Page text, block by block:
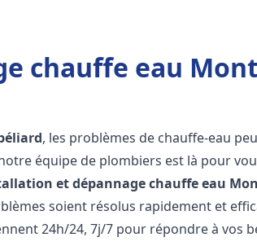
chauffe eau
, les problèmes de chauffe-eau
équipe de plombiers est là pour
et dépannage chauffe eau
soient résolus rapidement et
24h/24, 7j/7 pour répondre à vos